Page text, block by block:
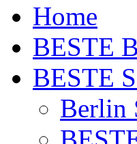
Home
BESTE
BESTE
Berlin